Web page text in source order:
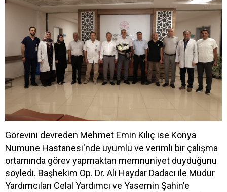
Görevini devreden Mehmet Emin Kılıç ise Konya
Numune Hastanesi'nde uyumlu ve verimli bir çalışma
ortamında görev yapmaktan memnuniyet duyduğunu
söyledi. Başhekim Op. Dr. Ali Haydar Dadacı ile Müdür
Yardımcıları Celal Yardımcı ve Yasemin Şahin'e